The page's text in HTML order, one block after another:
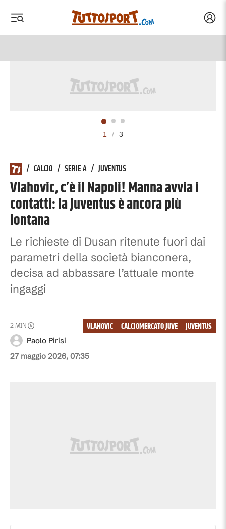
1 / 3
/ CALCIO / SERIE A / JUVENTUS
Vlahovic, c’è il Napoli! Manna avvia i
contatti: la Juventus è ancora più
lontana
Le richieste di Dusan ritenute fuori dai
parametri della società bianconera,
decisa ad abbassare l’attuale monte
ingaggi
27 maggio 2026, 07:35
Paolo Pirisi
2 MIN JUVENTUS
CALCIOMERCATO JUVE
VLAHOVIC